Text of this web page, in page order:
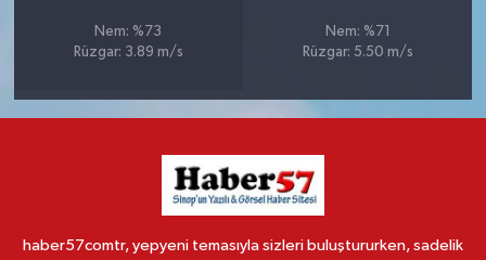
Nem: %73
Rüzgar: 3.89 m/s
Nem: %71
Rüzgar: 5.50 m/s
haber57comtr, yepyeni temasıyla sizleri buluştururken, sadelik